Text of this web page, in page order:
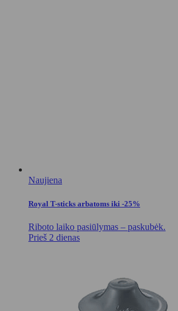
Naujiena
Royal T-sticks arbatoms iki -25%
Riboto laiko pasiūlymas – paskubėk.
Prieš 2 dienas